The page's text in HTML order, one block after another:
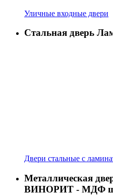
Уличные входные двери
Стальная дверь
Двери стальные с
Металлическая
ВИНОРИТ - МДФ